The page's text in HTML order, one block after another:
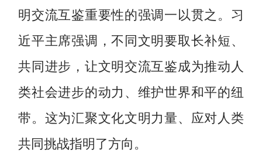
明交流互鉴重要性的强调一以贯之。习
近平主席强调，不同文明要取长补短、
共同进步，让文明交流互鉴成为推动人
类社会进步的动力、维护世界和平的纽
带。这为汇聚文化文明力量、应对人类
共同挑战指明了方向。